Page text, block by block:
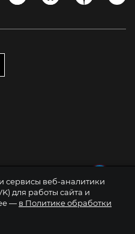
сервисы веб-аналитики
для работы сайта и
— в Политике обработки
Копирование материалов
на источник.
для ознакомления и не